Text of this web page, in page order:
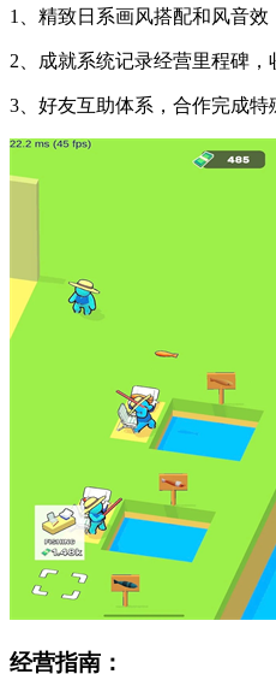
1、精致日系画风搭配和风音效
2、成就系统记录经营里程碑，
3、好友互助体系，合作完成特
经营指南：